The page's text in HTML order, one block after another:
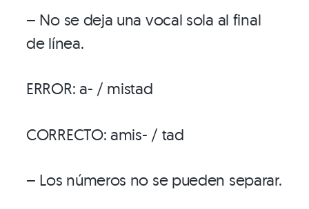
– No se deja una vocal sola al final
de línea.
ERROR: a- / mistad
CORRECTO: amis- / tad
– Los números no se pueden separar.